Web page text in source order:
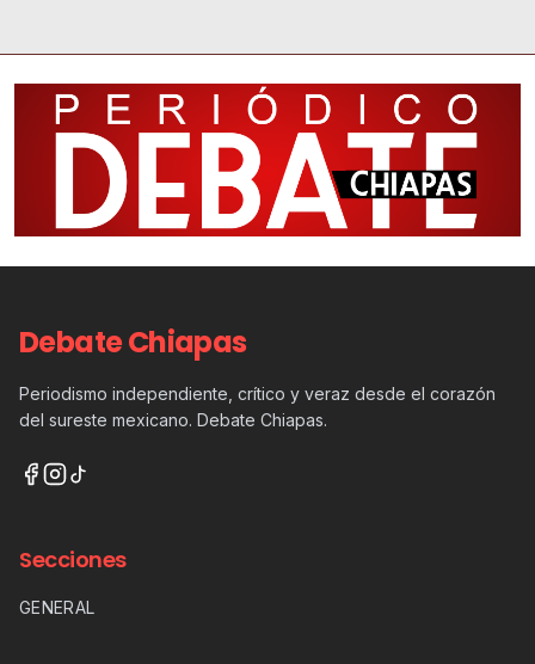
Debate Chiapas
Periodismo independiente, crítico y veraz desde el corazón
del sureste mexicano. Debate Chiapas.
Secciones
GENERAL